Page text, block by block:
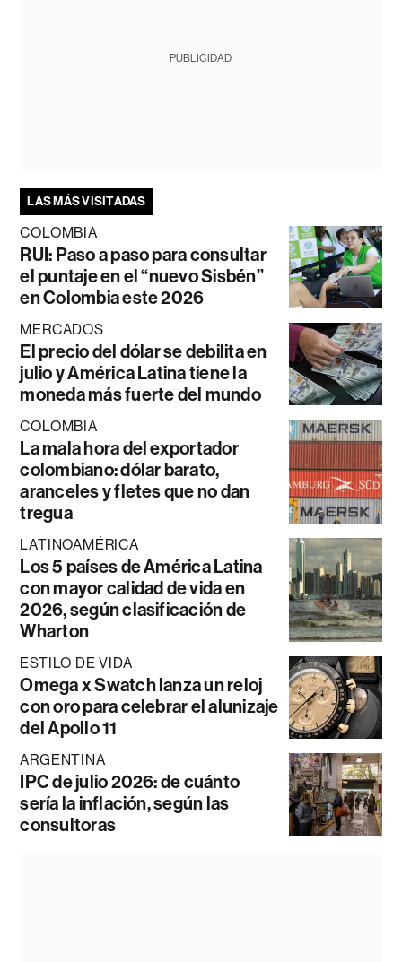
PUBLICIDAD
LAS MÁS VISITADAS
COLOMBIA
RUI: Paso a paso para consultar
el puntaje en el “nuevo Sisbén”
en Colombia este 2026
MERCADOS
El precio del dólar se debilita en
julio y América Latina tiene la
moneda más fuerte del mundo
COLOMBIA
La mala hora del exportador
colombiano: dólar barato,
aranceles y fletes que no dan
tregua
LATINOAMÉRICA
Los 5 países de América Latina
con mayor calidad de vida en
2026, según clasificación de
Wharton
ESTILO DE VIDA
Omega x Swatch lanza un reloj
con oro para celebrar el alunizaje
del Apollo 11
ARGENTINA
IPC de julio 2026: de cuánto
sería la inflación, según las
consultoras